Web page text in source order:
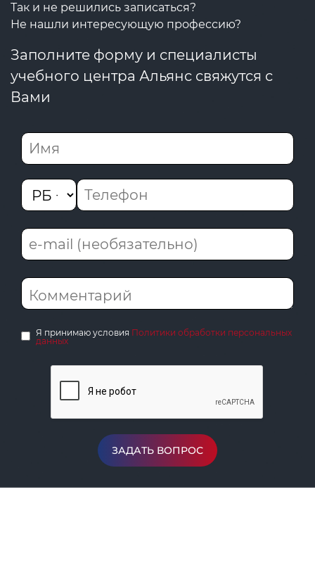
Так и не решились записаться?
Не нашли интересующую профессию?
Заполните форму и специалисты
учебного центра Альянс свяжутся с
Вами
Я принимаю условия Политики обработки персональных
данных
ЗАДАТЬ ВОПРОС